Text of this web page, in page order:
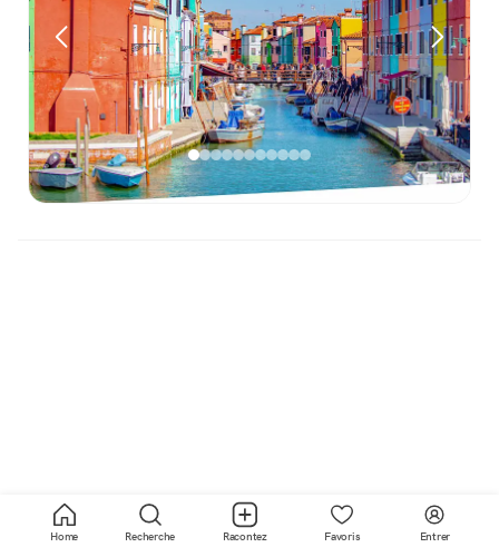
Home Recherche Racontez Favoris Entrer